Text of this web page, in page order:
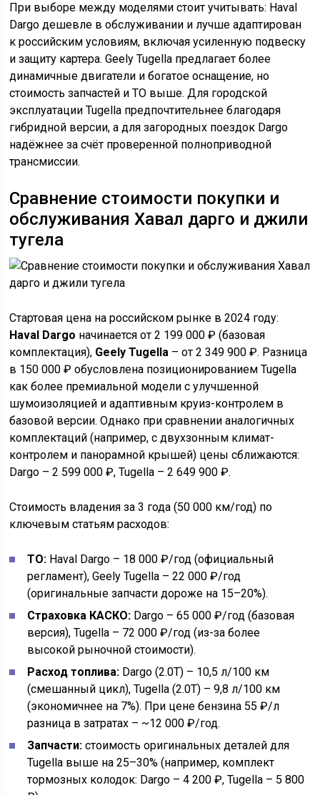
При выборе между моделями стоит учитывать: Haval
Dargo дешевле в обслуживании и лучше адаптирован
к российским условиям, включая усиленную подвеску
и защиту картера. Geely Tugella предлагает более
динамичные двигатели и богатое оснащение, но
стоимость запчастей и ТО выше. Для городской
эксплуатации Tugella предпочтительнее благодаря
гибридной версии, а для загородных поездок Dargo
надёжнее за счёт проверенной полноприводной
трансмиссии.
Сравнение стоимости покупки и
обслуживания Хавал дарго и джили
тугела
Стартовая цена на российском рынке в 2024 году:
Haval Dargo начинается от 2 199 000 ₽ (базовая
комплектация), Geely Tugella – от 2 349 900 ₽. Разница
в 150 000 ₽ обусловлена позиционированием Tugella
как более премиальной модели с улучшенной
шумоизоляцией и адаптивным круиз-контролем в
базовой версии. Однако при сравнении аналогичных
комплектаций (например, с двухзонным климат-
контролем и панорамной крышей) цены сближаются:
Dargo – 2 599 000 ₽, Tugella – 2 649 900 ₽.
Стоимость владения за 3 года (50 000 км/год) по
ключевым статьям расходов:
ТО: Haval Dargo – 18 000 ₽/год (официальный
регламент), Geely Tugella – 22 000 ₽/год
(оригинальные запчасти дороже на 15–20%).
Страховка КАСКО: Dargo – 65 000 ₽/год (базовая
версия), Tugella – 72 000 ₽/год (из-за более
высокой рыночной стоимости).
Расход топлива: Dargo (2.0T) – 10,5 л/100 км
(смешанный цикл), Tugella (2.0T) – 9,8 л/100 км
(экономичнее на 7%). При цене бензина 55 ₽/л
разница в затратах – ~12 000 ₽/год.
Запчасти: стоимость оригинальных деталей для
Tugella выше на 25–30% (например, комплект
тормозных колодок: Dargo – 4 200 ₽, Tugella – 5 800